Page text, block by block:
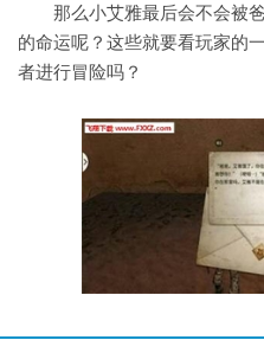
那么小艾雅最后会不会被
的命运呢？这些就要看玩家的
者进行冒险吗？